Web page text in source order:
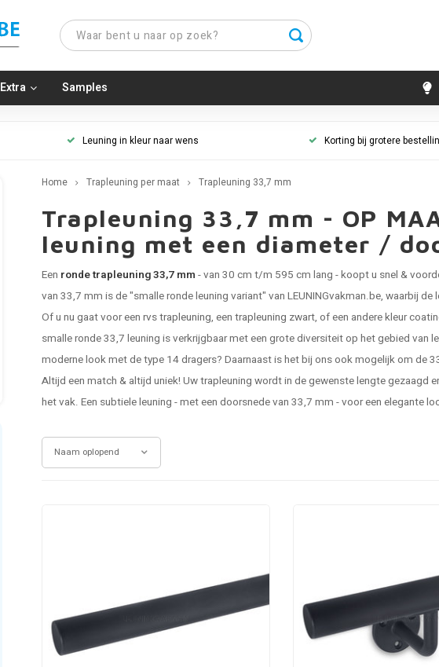
Extra Samples
Leuning in kleur naar wens Korting bij grotere
Home Trapleuning per maat Trapleuning 33,7 mm
Trapleuning 33,7 mm - OP
leuning met een diameter /
Een ronde trapleuning 33,7 mm - van 30 cm t/m 595 cm lang - koopt u snel &
van 33,7 mm is de "smalle ronde leuning variant" van LEUNINGvakman.be, waarbij de
Of u nu gaat voor een rvs trapleuning, een trapleuning zwart, of een andere kleur
smalle ronde 33,7 leuning is verkrijgbaar met een grote diversiteit op het gebied van
moderne look met de type 14 dragers? Daarnaast is het bij ons ook mogelijk om de
Altijd een match & altijd uniek! Uwtrapleuning wordt in de gewenste lengte gezaagd
het vak. Een subtiele leuning - met een doorsnede van 33,7 mm - voor een elegante
Naam oplopend